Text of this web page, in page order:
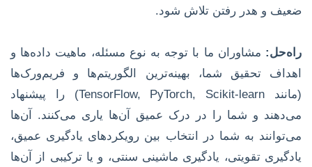
ضعیف و هدر رفتن تلاش شود.
راه‌حل: مشاوران ما با توجه به نوع مسئله، ماهیت داده‌ها و
اهداف تحقیق شما، بهینه‌ترین الگوریتم‌ها و فریم‌ورک‌ها
(مانند TensorFlow, PyTorch, Scikit-learn) را پیشنهاد
می‌دهند و شما را در درک عمیق آن‌ها یاری می‌کنند. آن‌ها
می‌توانند به شما در انتخاب بین رویکردهای یادگیری عمیق،
یادگیری تقویتی، یادگیری ماشینی سنتی، و یا ترکیبی از آن‌ها